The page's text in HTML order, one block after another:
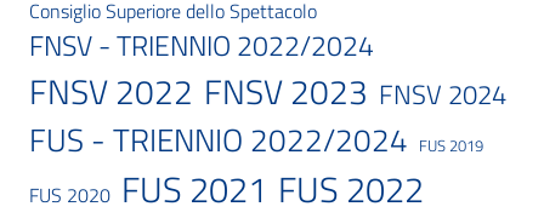
Consiglio Superiore dello Spettacolo
FNSV - TRIENNIO 2022/2024
FNSV 2022 FNSV 2023 FNSV 2024
FUS - TRIENNIO 2022/2024 FUS 2019
FUS 2020 FUS 2021 FUS 2022